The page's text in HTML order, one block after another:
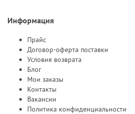
Информация
Прайс
Договор-оферта поставки
Условия возврата
Блог
Мои заказы
Контакты
Вакансии
Политика конфиденциальности